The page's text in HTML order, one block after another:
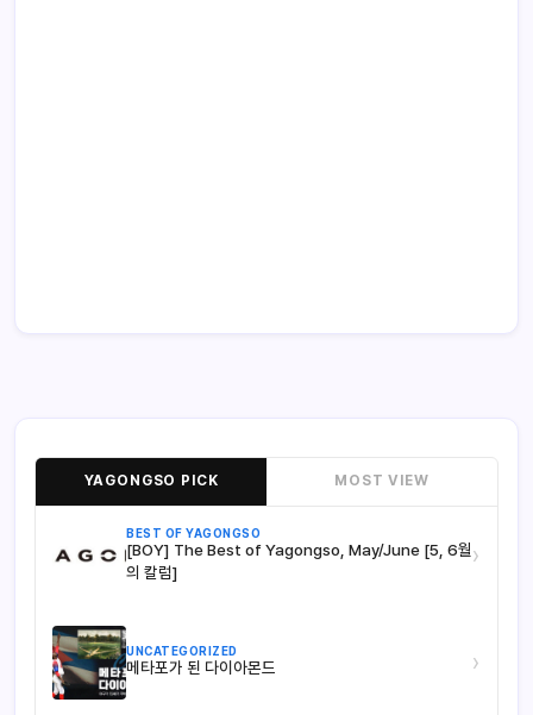
YAGONGSO PICK MOST VIEW
BEST OF YAGONGSO
[BOY] The Best of Yagongso, May/June [5, 6월
의 칼럼]
›
UNCATEGORIZED
메타포가 된 다이아몬드 ›